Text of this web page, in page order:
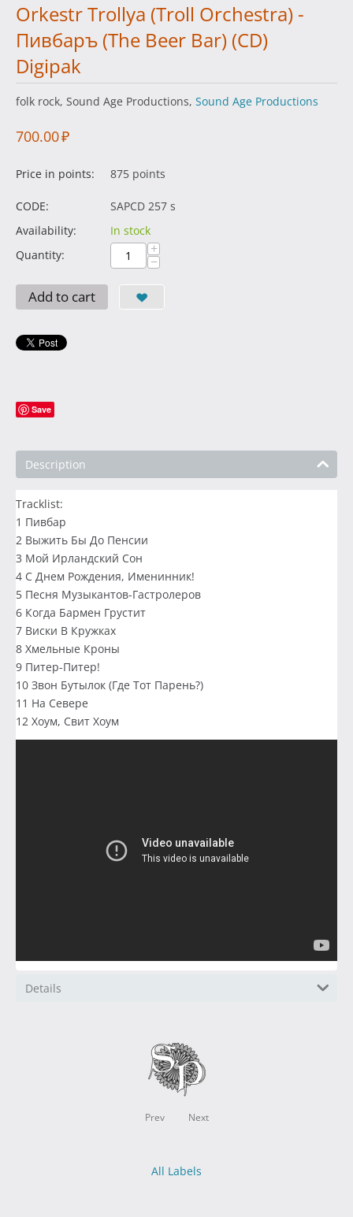
Orkestr Trollya (Troll Orchestra) -
Пивбаръ (The Beer Bar) (CD)
Digipak
folk rock, Sound Age Productions, Sound Age Productions
700.00₽
Price in points: 875 points
CODE:
SAPCD 257 s
Availability:
In stock
Quantity:
+
−
Add to cart
Save
Description
Tracklist:
1 Пивбар
2 Выжить Бы До Пенсии
3 Мой Ирландский Сон
4 С Днем Рождения, Именинник!
5 Песня Музыкантов-Гастролеров
6 Когда Бармен Грустит
7 Виски В Кружках
8 Хмельные Кроны
9 Питер-Питер!
10 Звон Бутылок (Где Тот Парень?)
11 На Севере
12 Хоум, Свит Хоум
Details
Prev Next
All Labels